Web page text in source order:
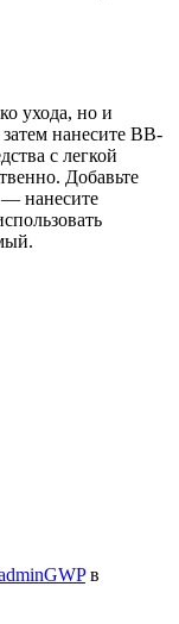
ухода, но и
нанесите BB-
с легкой
Добавьте
— нанесите
в